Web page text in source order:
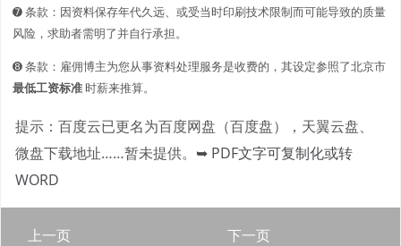
➐ 条款：因资料保存年代久远、或受当时印刷技术限制而可能导致的质量
风险，求助者需明了并自行承担。
➑ 条款：雇佣博主为您从事资料处理服务是收费的，其设定参照了北京市
最低工资标准时薪来推算。
提示：百度云已更名为百度网盘（百度盘），天翼云盘、
微盘下载地址……暂未提供。 ➥ PDF文字可复制化或转
WORD
上一页
下一页